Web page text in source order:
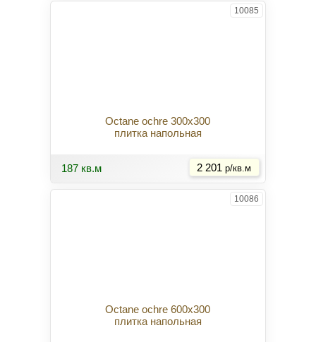
10085
Octane ochre 300x300
плитка напольная
187 кв.м 2 201 р/кв.м
10086
Octane ochre 600x300
плитка напольная